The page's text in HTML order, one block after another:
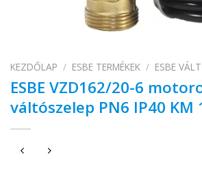
KEZDŐLAP / ESBE TERMÉKEK / ESBE
ESBE VZD162/20-6
váltószelep PN6 IP40 KM